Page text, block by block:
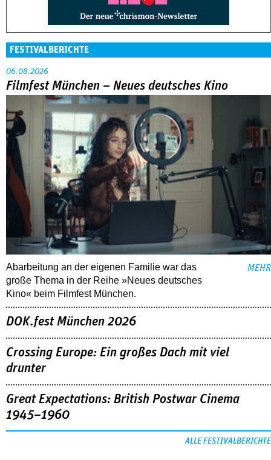
FESTIVALBERICHTE
06.08.2026
Filmfest München – Neues deutsches Kino
Abarbeitung an der eigenen Familie war das
große Thema in der Reihe »Neues deutsches
Kino« beim Filmfest München.
MEHR
DOK.fest München 2026
Crossing Europe: Ein großes Dach mit viel
drunter
Great Expectations: British Postwar Cinema
1945–1960
ALLE FESTIVALBERICHTE